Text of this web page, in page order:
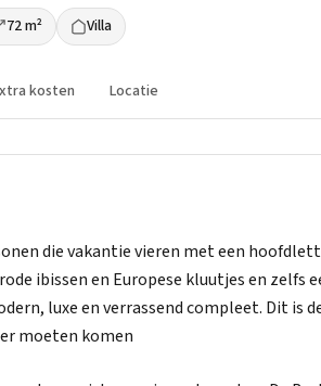
72 m² Villa
kosten Locatie
die vakantie vieren met een
ibissen en Europese kluutjes en zelfs
luxe en verrassend compleet. Dit is
moeten komen